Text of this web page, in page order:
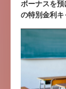
ボーナスを
の特別金利